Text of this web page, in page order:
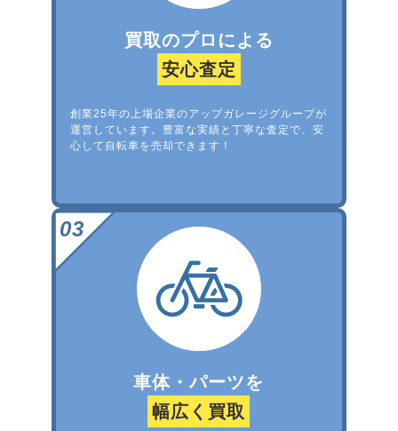
買取のプロによる
安心査定
創業25年の上場企業のアップガレージグループが
運営しています。豊富な実績と丁寧な査定で、安
心して自転車を売却できます！
車体・パーツを
幅広く買取